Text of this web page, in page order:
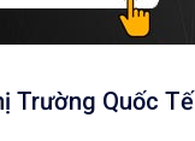
Trường Quốc Tế